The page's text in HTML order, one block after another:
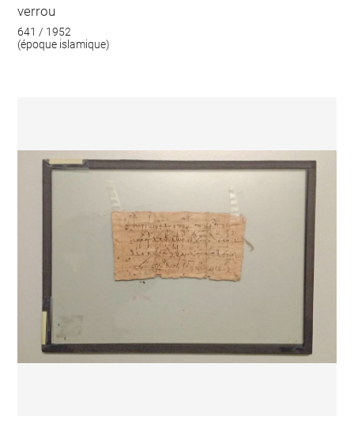
verrou
641 / 1952
(époque islamique)